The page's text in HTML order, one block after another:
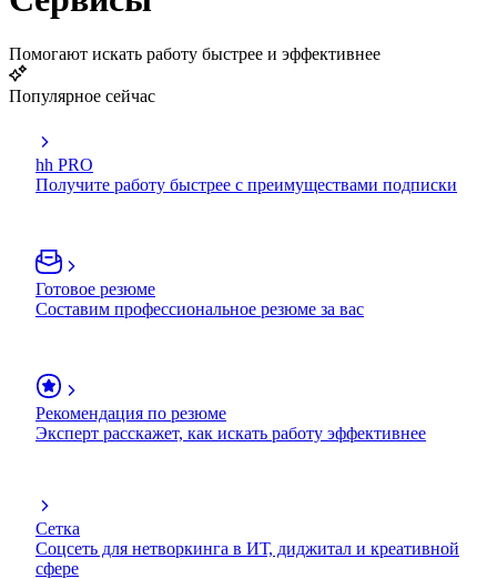
Помогают искать работу быстрее и эффективнее
Популярное сейчас
hh PRO
Получите работу быстрее с преимуществами подписки
Готовое резюме
Составим профессиональное резюме за вас
Рекомендация по резюме
Эксперт расскажет, как искать работу эффективнее
Сетка
Соцсеть для нетворкинга в ИТ, диджитал и креативной
сфере